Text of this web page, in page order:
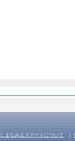
しまなみエステートについて